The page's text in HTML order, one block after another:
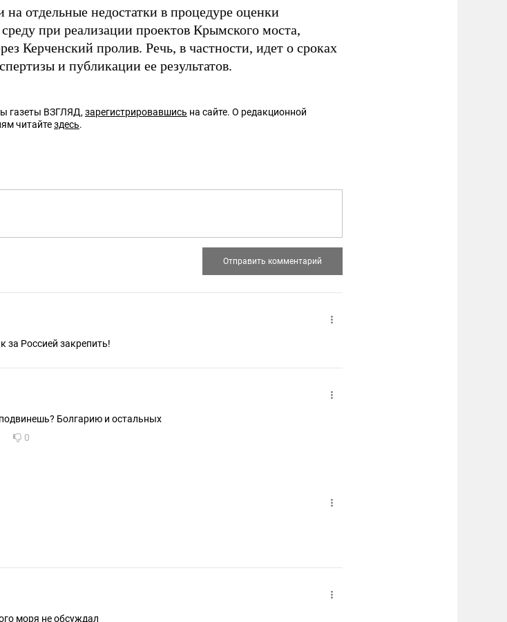
на отдельные недостатки в процедуре оценки
при реализации проектов Крымского моста,
Керченский пролив. Речь, в частности, идет о сроках
и публикации ее результатов.
газеты ВЗГЛЯД,зарегистрировавшись на сайте. О редакционной
читайтездесь.
за Россией закрепить!
Болгарию и остальных
0
моря не обсуждал